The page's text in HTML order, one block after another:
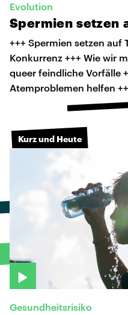
Evolution
Spermien setzen
+++ Spermien setzen auf
Konkurrenz +++ Wie wir
queer feindliche Vorfälle
Atemproblemen helfen
Kurz und Heute
Gesundheitsrisiko